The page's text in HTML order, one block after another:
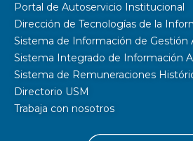
Portal de Autoservicio Institucional
Dirección de Tecnologías de la
Sistema de Información de Gestión
Sistema Integrado de Información
Sistema de Remuneraciones
Directorio USM
Trabaja con nosotros